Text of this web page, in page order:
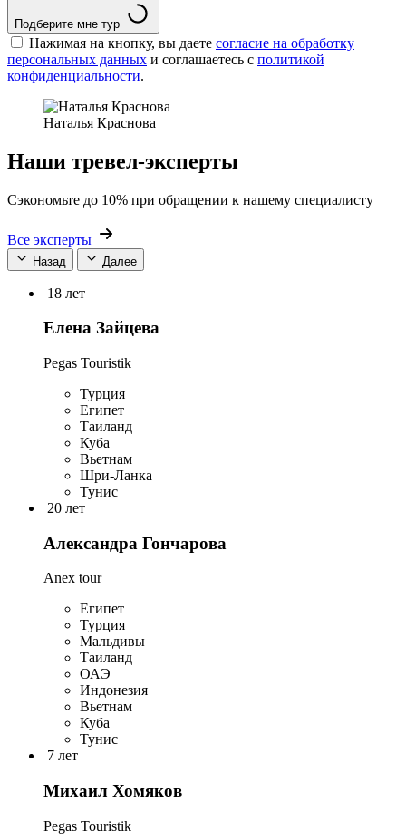
Подберите мне тур
Нажимая на кнопку, вы даете согласие на обработку
персональных данных и соглашаетесь c политикой
конфиденциальности.
Наталья Краснова
Наши тревел-эксперты
Сэкономьте до 10% при обращении к нашему специалисту
Все эксперты
Назад Далее
18 лет
Елена Зайцева
Pegas Touristik
Турция
Египет
Таиланд
Куба
Вьетнам
Шри-Ланка
Тунис
20 лет
Александра Гончарова
Anex tour
Египет
Турция
Мальдивы
Таиланд
ОАЭ
Индонезия
Вьетнам
Куба
Тунис
7 лет
Михаил Хомяков
Pegas Touristik